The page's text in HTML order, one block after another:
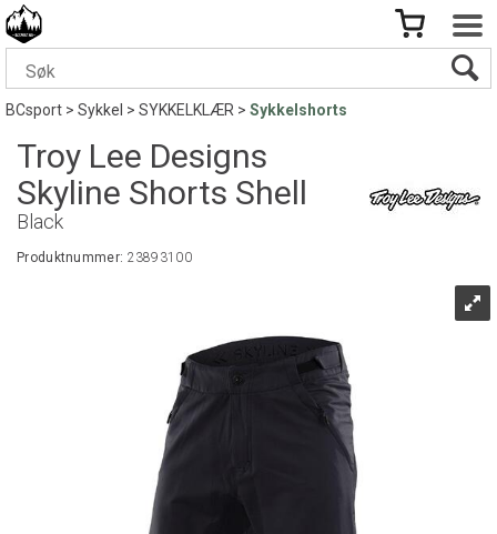
BCsport>Sykkel >SYKKELKLÆR>Sykkelshorts
Troy Lee Designs
Skyline Shorts Shell
Black
Produktnummer: 23893100